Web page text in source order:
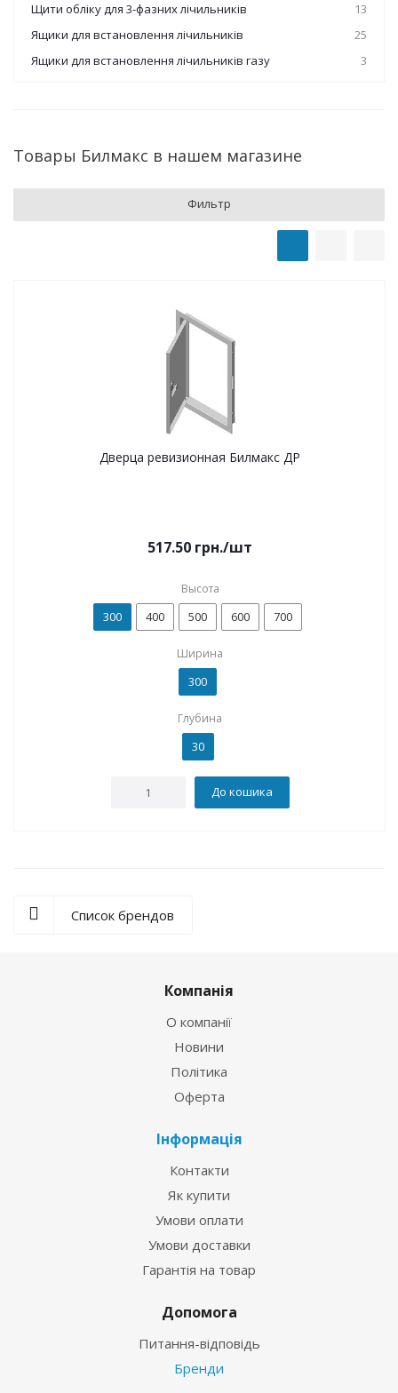
Щити обліку для 3-фазних лічильників
13
Ящики для встановлення лічильників
25
Ящики для встановлення лічильників газу
3
Товары Билмакс в нашем магазине
Фильтр
Дверца ревизионная Билмакс ДР
517.50 грн./шт
Высота
300 400 500 600 700
Ширина
300
Глубина
30
До кошика
Список брендов
Компанія
О компанії
Новини
Політика
Оферта
Інформація
Контакти
Як купити
Умови оплати
Умови доставки
Гарантія на товар
Допомога
Питання-відповідь
Бренди